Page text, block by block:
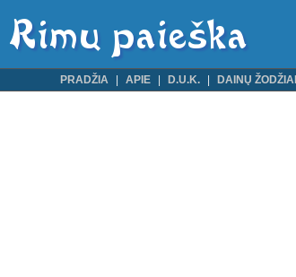
PRADŽIA APIE D.U.K. DAINŲ ŽODŽIAI